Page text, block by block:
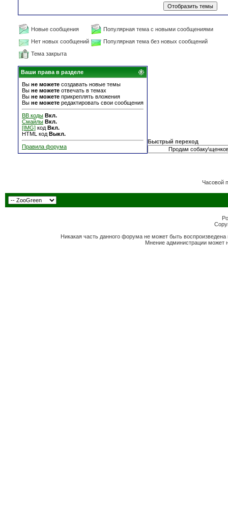
Новые сообщения
Популярная тема с новыми сообщениями
Нет новых сообщений
Популярная тема без новых сообщений
Тема закрыта
Ваши права в разделе
Вы не можете создавать новые темы
Вы не можете отвечать в темах
Вы не можете прикреплять вложения
Вы не можете редактировать свои сообщения
BB коды Вкл.
Смайлы Вкл.
[IMG] код Вкл.
HTML код Выкл.
Правила форума
Быстрый переход
Часовой
Никакая часть данного форума не может быть
Мнение администрации может